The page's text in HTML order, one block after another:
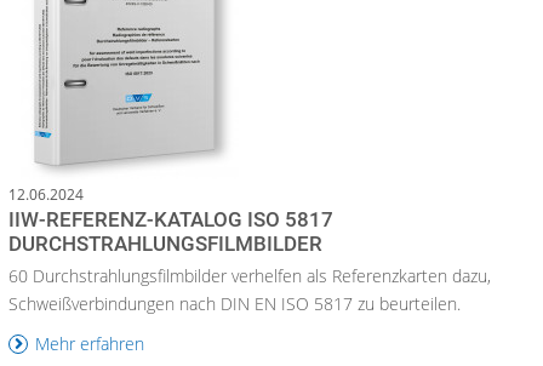
12.06.2024
IIW-REFERENZ-KATALOG ISO 5817
DURCHSTRAHLUNGSFILMBILDER
60 Durchstrahlungsfilmbilder verhelfen als Referenzkarten dazu,
Schweißverbindungen nach DIN EN ISO 5817 zu beurteilen.
Mehr erfahren